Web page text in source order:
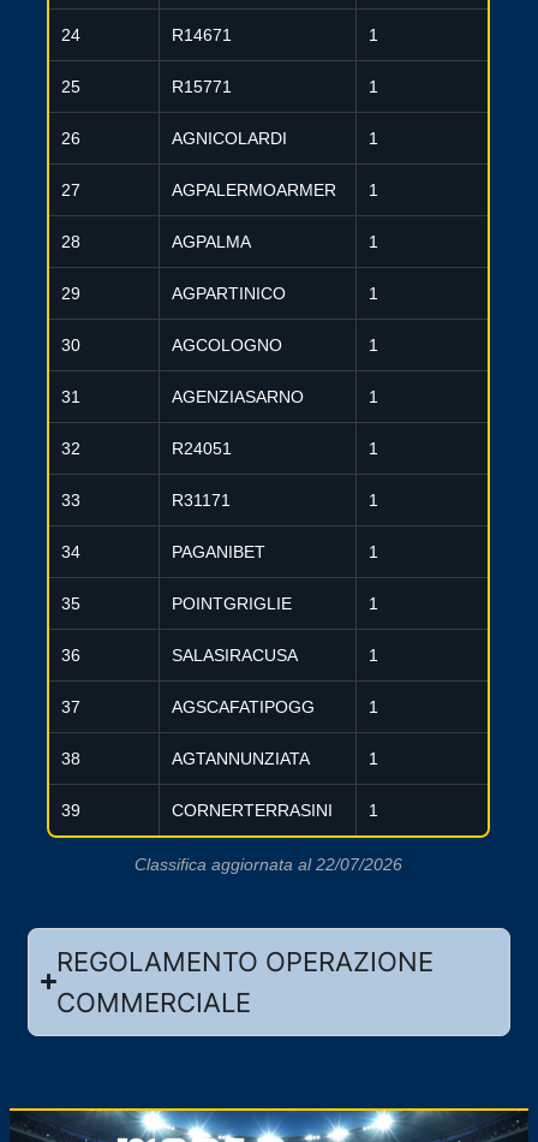
24 R14671 1
25 R15771 1
26 AGNICOLARDI 1
27 AGPALERMOARMER 1
28 AGPALMA 1
29 AGPARTINICO 1
30 AGCOLOGNO 1
31 AGENZIASARNO 1
32 R24051 1
33 R31171 1
34 PAGANIBET 1
35 POINTGRIGLIE 1
36 SALASIRACUSA 1
37 AGSCAFATIPOGG 1
38 AGTANNUNZIATA 1
39 CORNERTERRASINI 1
Classifica aggiornata al 22/07/2026
REGOLAMENTO OPERAZIONE
COMMERCIALE